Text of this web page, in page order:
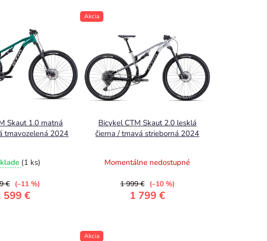
e
i
e
p
r
d
u
Skaut 1.0 matná
tmavozelená 2024
(1 ks)
599 €
€ (–11 %)
Akcia
Bicykel CTM Skaut 2.0 lesklá
čierna / tmavá strieborná 2024
Momentálne nedostupné
1 799 €
1 999 € (–10 %)
Akcia